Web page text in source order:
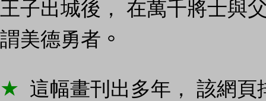
王子出城後， 在萬千將士與
謂美德勇者 。
★ 這幅畫刊出多年， 該網